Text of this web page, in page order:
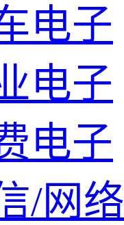
电子
电子
电子
/网络